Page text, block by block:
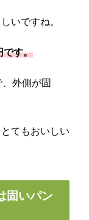
いですね。
です。
外側が固
てもおいしい
固いパン